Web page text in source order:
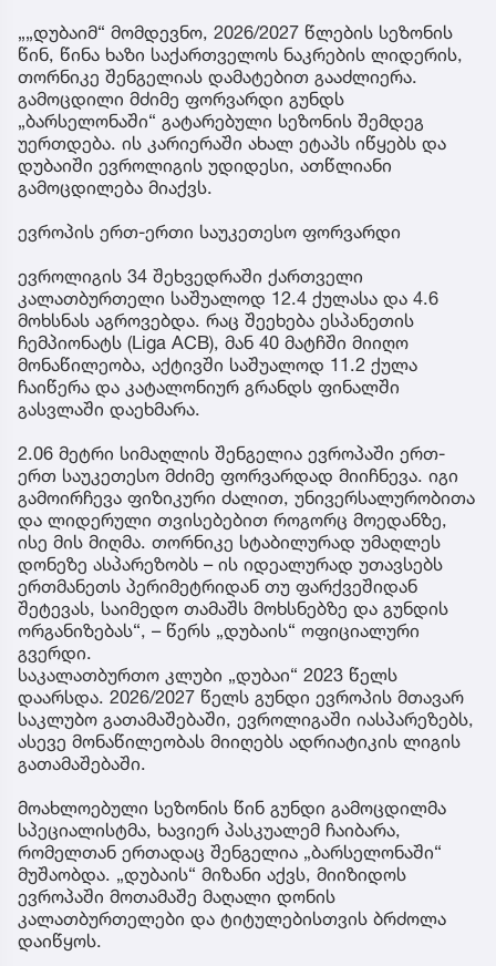
„„დუბაიმ“ მომდევნო, 2026/2027 წლების სეზონის
წინ, წინა ხაზი საქართველოს ნაკრების ლიდერის,
თორნიკე შენგელიას დამატებით გააძლიერა.
გამოცდილი მძიმე ფორვარდი გუნდს
„ბარსელონაში“ გატარებული სეზონის შემდეგ
უერთდება. ის კარიერაში ახალ ეტაპს იწყებს და
დუბაიში ევროლიგის უდიდესი, ათწლიანი
გამოცდილება მიაქვს.
ევროპის ერთ-ერთი საუკეთესო ფორვარდი
ევროლიგის 34 შეხვედრაში ქართველი
კალათბურთელი საშუალოდ 12.4 ქულასა და 4.6
მოხსნას აგროვებდა. რაც შეეხება ესპანეთის
ჩემპიონატს (Liga ACB), მან 40 მატჩში მიიღო
მონაწილეობა, აქტივში საშუალოდ 11.2 ქულა
ჩაიწერა და კატალონიურ გრანდს ფინალში
გასვლაში დაეხმარა.
2.06 მეტრი სიმაღლის შენგელია ევროპაში ერთ-
ერთ საუკეთესო მძიმე ფორვარდად მიიჩნევა. იგი
გამოირჩევა ფიზიკური ძალით, უნივერსალურობითა
და ლიდერული თვისებებით როგორც მოედანზე,
ისე მის მიღმა. თორნიკე სტაბილურად უმაღლეს
დონეზე ასპარეზობს – ის იდეალურად უთავსებს
ერთმანეთს პერიმეტრიდან თუ ფარქვეშიდან
შეტევას, საიმედო თამაშს მოხსნებზე და გუნდის
ორგანიზებას“, – წერს „დუბაის“ ოფიციალური
გვერდი.
საკალათბურთო კლუბი „დუბაი“ 2023 წელს
დაარსდა. 2026/2027 წელს გუნდი ევროპის მთავარ
საკლუბო გათამაშებაში, ევროლიგაში იასპარეზებს,
ასევე მონაწილეობას მიიღებს ადრიატიკის ლიგის
გათამაშებაში.
მოახლოებული სეზონის წინ გუნდი გამოცდილმა
სპეციალისტმა, ხავიერ პასკუალემ ჩაიბარა,
რომელთან ერთადაც შენგელია „ბარსელონაში“
მუშაობდა. „დუბაის“ მიზანი აქვს, მიიზიდოს
ევროპაში მოთამაშე მაღალი დონის
კალათბურთელები და ტიტულებისთვის ბრძოლა
დაიწყოს.